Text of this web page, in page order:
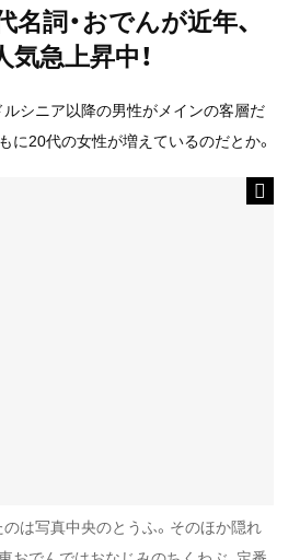
詞・おでんが近年、
急上昇中！
シニア以降の男性がメインの客層だ
に20代の女性が増えているのだとか。
は写真中央のとうふ。そのほか隠れ